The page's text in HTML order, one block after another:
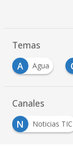
Temas
A
Agua
Canales
N
Noticias TIC